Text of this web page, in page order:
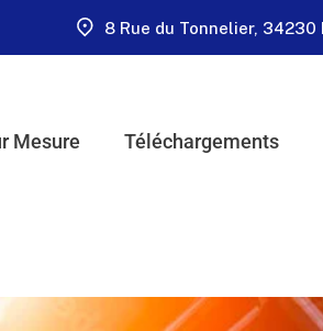
8 Rue du Tonnelier, 34230
Mesure Téléchargements